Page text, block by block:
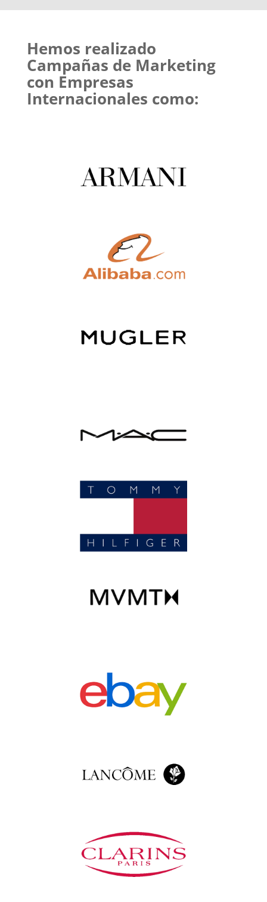
Hemos realizado
Campañas de Marketing
con Empresas
Internacionales como: